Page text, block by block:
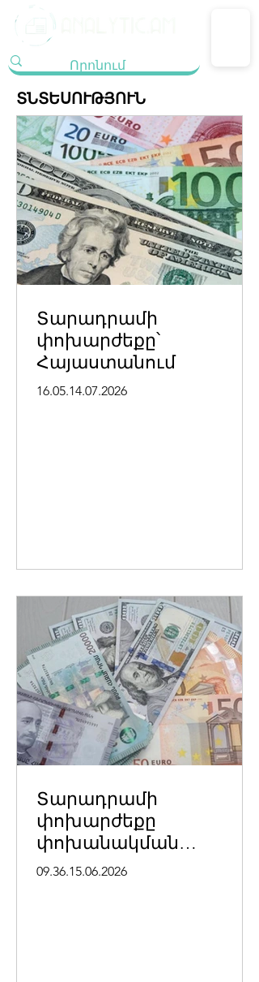
ՏՆՏԵՍՈՒԹՅՈՒՆ
Տարադրամի
փոխարժեքը՝
Հայաստանում
16.05.14.07.2026
Տարադրամի
փոխարժեքը
փոխանակման
կետերում հունիսի 15-ի
09.36.15.06.2026